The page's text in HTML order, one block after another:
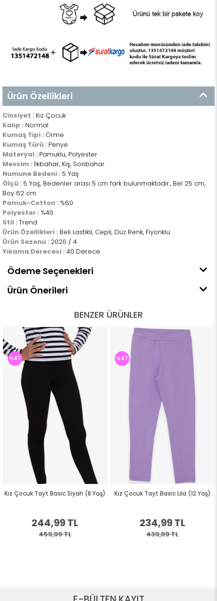
Ürün Özellikleri
Cinsiyet : Kız Çocuk
Kalıp : Normal
Kumaş Tipi : Örme
Kumaş Türü : Penye
Materyal : Pamuklu, Polyester
Mevsim : İlkbahar, Kış, Sonbahar
Numune Bedeni : 5 Yaş
Ölçü : 5 Yaş, Bedenler arası 5 cm fark bulunmaktadır., Bel 25 cm,
Boy 62 cm
Pamuk-Cotton : %60
Polyester : %40
Stil : Trend
Ürün Özellikleri : Beli Lastikli, Cepli, Düz Renk, Fiyonklu
Ürün Sezonu : 2020 / 4
Yıkama Derecesi : 40 Derece
Ödeme Seçenekleri
Ürün Önerileri
BENZER ÜRÜNLER
Kız Çocuk Tayt Basic Siyah (8 Yaş)
244,99 TL
459,99 TL
%47
Kız Çocuk Tayt Basic Lila (12 Yaş)
234,99 TL
439,99 TL
%47